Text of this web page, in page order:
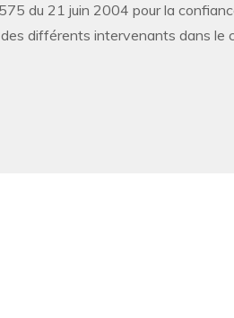
du 21 juin 2004 pour la
différents intervenants dans le